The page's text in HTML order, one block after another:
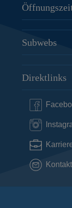
Subwebs
Direktlinks
Kontakt